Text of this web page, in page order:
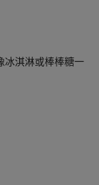
冰淇淋或棒棒糖一